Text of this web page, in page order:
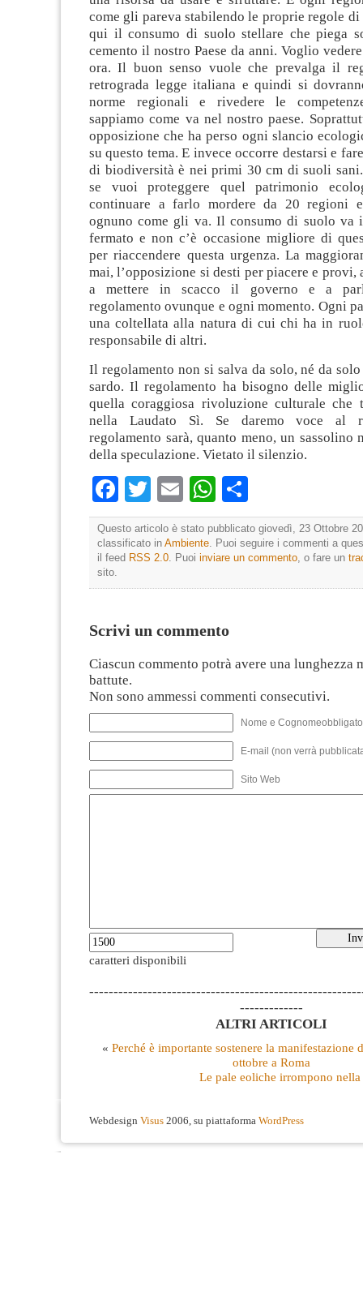
come gli pareva stabilendo le proprie regole di
qui il consumo di suolo stellare che piega
cemento il nostro Paese da anni. Voglio
ora. Il buon senso vuole che prevalga il
retrograda legge italiana e quindi si
norme regionali e rivedere le
sappiamo come va nel nostro paese.
opposizione che ha perso ogni slancio
su questo tema. E invece occorre destarsi e
di biodiversità è nei primi 30 cm di suoli
se vuoi proteggere quel patrimonio
continuare a farlo mordere da 20 regioni
ognuno come gli va. Il consumo di suolo va
fermato e non c’è occasione migliore di
per riaccendere questa urgenza. La
mai, l’opposizione si desti per piacere e provi,
a mettere in scacco il governo e a
regolamento ovunque e ogni momento. Ogni
una coltellata alla natura di cui chi ha in
responsabile di altri.
Il regolamento non si salva da solo, né da
sardo. Il regolamento ha bisogno delle
quella coraggiosa rivoluzione culturale che
nella Laudato Sì. Se daremo voce al
regolamento sarà, quanto meno, un sassolino
della speculazione. Vietato il silenzio.
Facebook
TwitterEmailWhatsApp
Questo articolo è stato pubblicato giovedì, 23 Ottobre
classificato in Ambiente. Puoi seguire i commenti a
il feed RSS 2.0. Puoi inviare un commento, o fare un
sito.
Scrivi un commento
Ciascun commento potrà avere una lunghezza
battute.
Non sono ammessi commenti consecutivi.
Nome e
E-mail (non verrà
Sito Web
caratteri disponibili
-------------
ALTRI ARTICOLI
« Perché è importante sostenere la manifestazione
ottobre a Roma
Le pale eoliche irrompono nella
Webdesign Visus 2006, su piattaforma WordPress